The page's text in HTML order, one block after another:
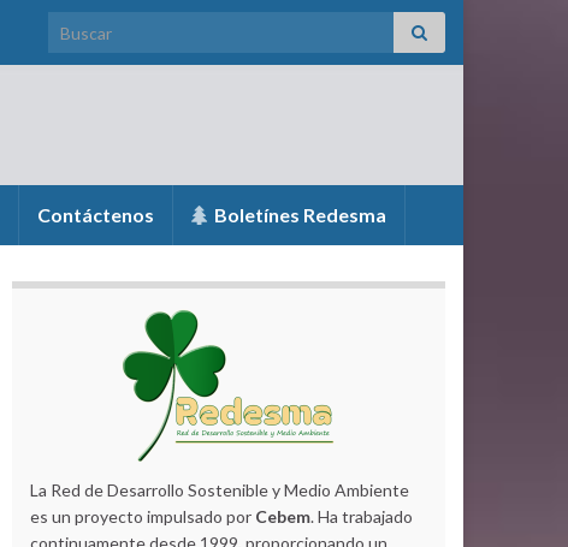
Search for:
Contáctenos Boletínes Redesma
La Red de Desarrollo Sostenible y Medio Ambiente
es un proyecto impulsado por Cebem. Ha trabajado
continuamente desde 1999, proporcionando un